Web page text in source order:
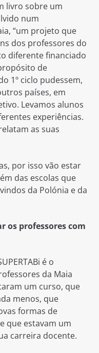
livro sobre um
num
“um projeto que
dos professores do
diferente financiado
de
1º ciclo pudessem,
países, em
Levamos alunos
experiências.
as suas
por isso vão estar
das escolas que
da Polónia e da
os professores com
é o
da Maia
um curso, que
menos, que
formas de
que estavam um
carreira docente.